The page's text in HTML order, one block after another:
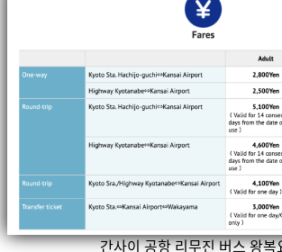
간사이 공항 리무진 버스